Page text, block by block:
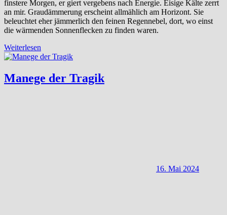
finstere Morgen, er giert vergebens nach Energie. Eisige Kälte zerrt
an mir. Graudämmerung erscheint allmählich am Horizont. Sie
beleuchtet eher jämmerlich den feinen Regennebel, dort, wo einst
die wärmenden Sonnenflecken zu finden waren.
Weiterlesen
Manege der Tragik
16. Mai 2024